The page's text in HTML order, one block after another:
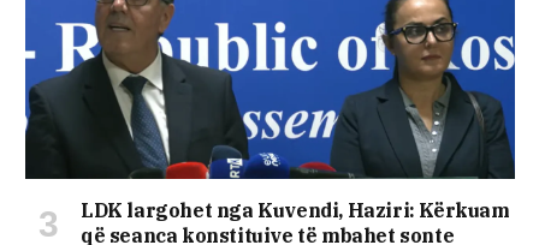
LDK largohet nga Kuvendi, Haziri: Kërkuam
që seanca konstituive të mbahet sonte